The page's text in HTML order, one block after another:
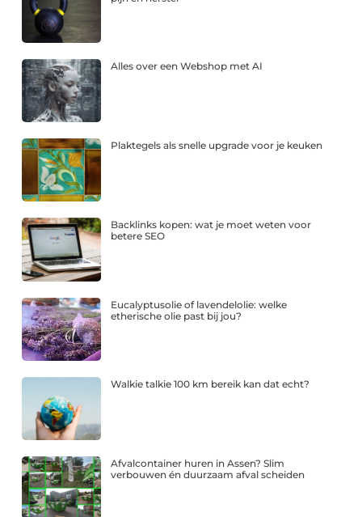
Alles over een Webshop met AI
Plaktegels als snelle upgrade voor je keuken
Backlinks kopen: wat je moet weten voor
betere SEO
Eucalyptusolie of lavendelolie: welke
etherische olie past bij jou?
Walkie talkie 100 km bereik kan dat echt?
Afvalcontainer huren in Assen? Slim
verbouwen én duurzaam afval scheiden